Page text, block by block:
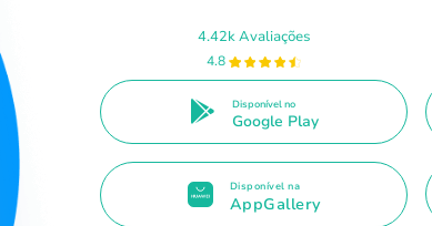
4.42k Avaliações
4.8
Disponível no
Google Play
Disponível na
AppGallery